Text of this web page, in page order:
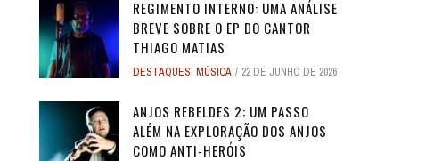
REGIMENTO INTERNO: UMA ANÁLISE
BREVE SOBRE O EP DO CANTOR
THIAGO MATIAS
DESTAQUES, MÚSICA 22 DE JUNHO DE 2026
ANJOS REBELDES 2: UM PASSO
ALÉM NA EXPLORAÇÃO DOS ANJOS
COMO ANTI-HERÓIS